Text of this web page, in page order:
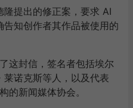
提出的修正案，要求 AI
知创作者其作品被使用的
这封信，签名者包括埃尔
诺克斯等人，以及代表
的新闻媒体协会。